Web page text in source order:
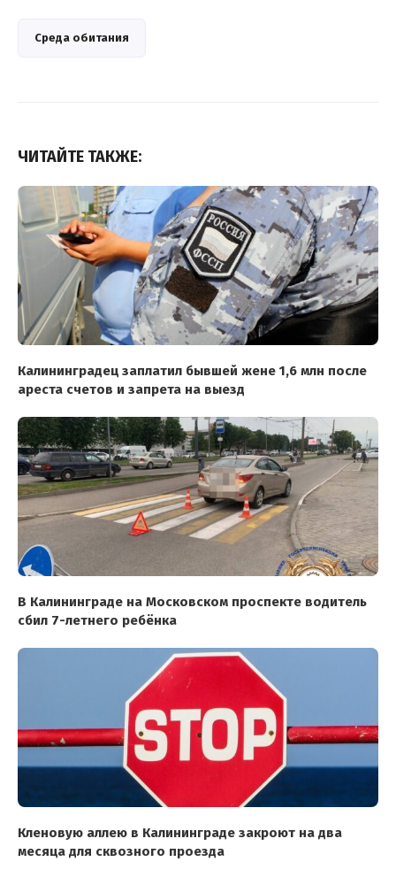
Среда обитания
ЧИТАЙТЕ ТАКЖЕ:
Калининградец заплатил бывшей жене 1,6 млн после
ареста счетов и запрета на выезд
В Калининграде на Московском проспекте водитель
сбил 7-летнего ребёнка
Кленовую аллею в Калининграде закроют на два
месяца для сквозного проезда